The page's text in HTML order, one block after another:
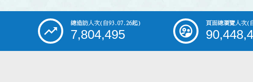
總造訪人次(自93.07.26起)
7,804,495
頁面總瀏覽人次(